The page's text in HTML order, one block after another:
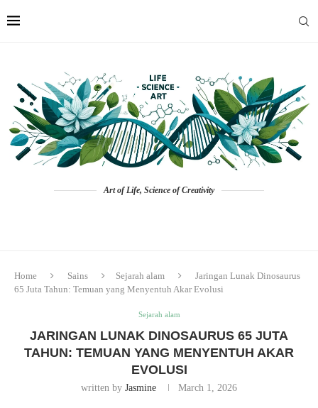
Art of Life, Science of Creativity
Home Sains Sejarah alam
Jaringan Lunak Dinosaurus
65 Juta Tahun: Temuan yang Menyentuh Akar Evolusi
Sejarah alam
JARINGAN LUNAK DINOSAURUS 65 JUTA
TAHUN: TEMUAN YANG MENYENTUH AKAR
EVOLUSI
written by Jasmine March 1, 2026